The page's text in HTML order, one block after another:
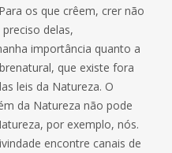
os que crêem, crer não
delas,
importância quanto a
que existe fora
leis da Natureza. O
da Natureza não pode
por exemplo, nós.
encontre canais de